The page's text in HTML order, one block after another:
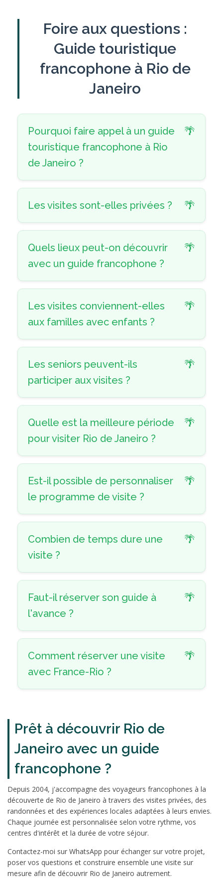
Foire aux questions :
Guide touristique
francophone à Rio de
Janeiro
Pourquoi faire appel à un guide
touristique francophone à Rio
de Janeiro ?
Les visites sont-elles privées ?
Quels lieux peut-on découvrir
avec un guide francophone ?
Les visites conviennent-elles
aux familles avec enfants ?
Les seniors peuvent-ils
participer aux visites ?
Quelle est la meilleure période
pour visiter Rio de Janeiro ?
Est-il possible de personnaliser
le programme de visite ?
Combien de temps dure une
visite ?
Faut-il réserver son guide à
l'avance ?
Comment réserver une visite
avec France-Rio ?
Prêt à découvrir Rio de
Janeiro avec un guide
francophone ?
Depuis 2004, j'accompagne des voyageurs francophones à la
découverte de Rio de Janeiro à travers des visites privées, des
randonnées et des expériences locales adaptées à leurs envies.
Chaque journée est personnalisée selon votre rythme, vos
centres d'intérêt et la durée de votre séjour.
Contactez-moi sur WhatsApp pour échanger sur votre projet,
poser vos questions et construire ensemble une visite sur
mesure afin de découvrir Rio de Janeiro autrement.